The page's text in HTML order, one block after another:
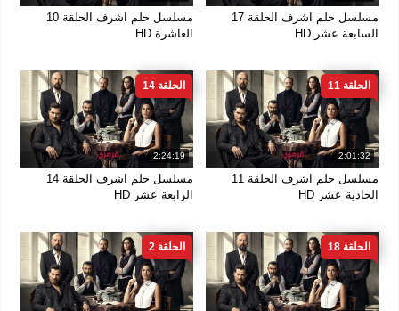
مسلسل حلم اشرف الحلقة 17
السابعة عشر HD
مسلسل حلم اشرف الحلقة 10
العاشرة HD
2:01:32
الحلقة 11
مسلسل حلم اشرف الحلقة 11
الحادية عشر HD
2:24:19
الحلقة 14
مسلسل حلم اشرف الحلقة 14
الرابعة عشر HD
الحلقة 18 الحلقة 2